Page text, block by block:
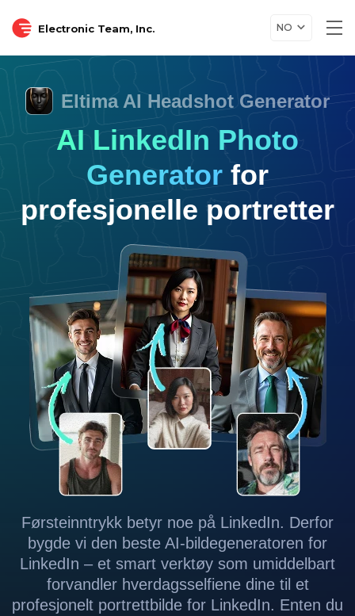
Electronic Team, Inc. NO
Eltima AI Headshot Generator
AI LinkedIn Photo
Generator for
profesjonelle portretter
Førsteinntrykk betyr noe på LinkedIn. Derfor
bygde vi den beste AI-bildegeneratoren for
LinkedIn – et smart verktøy som umiddelbart
forvandler hverdagsselfiene dine til et
profesjonelt portrettbilde for LinkedIn. Enten du